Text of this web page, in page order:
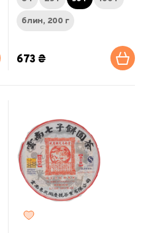
блин, 200 г
673 ₴